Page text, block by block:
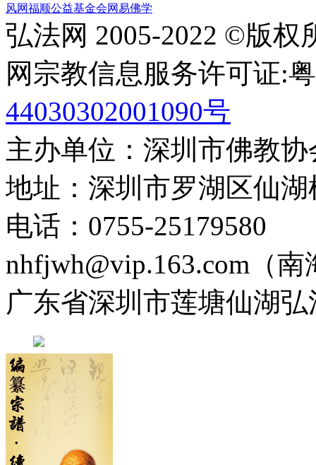
风网福顺公益基金会网易佛学
弘法网 2005-2022 ©版权
网宗教信息服务许可证:
44030302001090号
主办单位：深圳市佛教
地址：深圳市罗湖区仙
电话：0755-25179580
nhfjwh@vip.163.com（南
广东省深圳市莲塘仙湖弘